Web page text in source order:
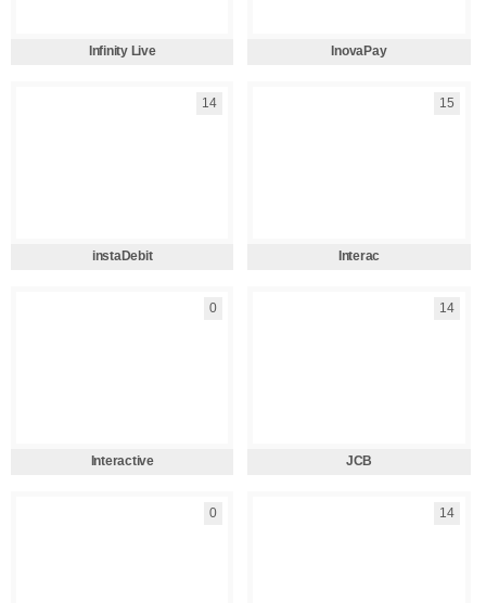
Infinity Live InovaPay
14
instaDebit
15
Interac
0
Interactive
14
JCB
0 14